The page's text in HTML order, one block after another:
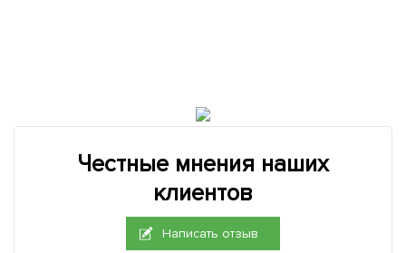
Честные мнения наших
клиентов
Написать отзыв